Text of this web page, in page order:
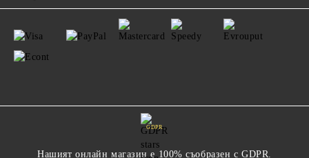
GDPR
Нашият онлайн магазин е 100% съобразен с GDPR.